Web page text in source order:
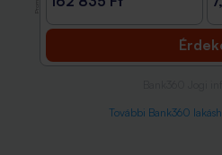
További Bank360